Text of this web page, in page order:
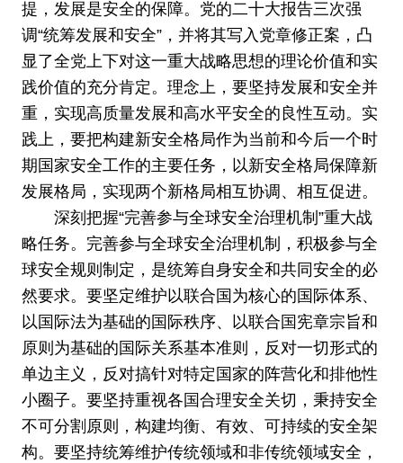
提，发展是安全的保障。党的二十大报告三次强
调“统筹发展和安全”，并将其写入党章修正案，凸
显了全党上下对这一重大战略思想的理论价值和实
践价值的充分肯定。理念上，要坚持发展和安全并
重，实现高质量发展和高水平安全的良性互动。实
践上，要把构建新安全格局作为当前和今后一个时
期国家安全工作的主要任务，以新安全格局保障新
发展格局，实现两个新格局相互协调、相互促进。
深刻把握“完善参与全球安全治理机制”重大战
略任务。完善参与全球安全治理机制，积极参与全
球安全规则制定，是统筹自身安全和共同安全的必
然要求。要坚定维护以联合国为核心的国际体系、
以国际法为基础的国际秩序、以联合国宪章宗旨和
原则为基础的国际关系基本准则，反对一切形式的
单边主义，反对搞针对特定国家的阵营化和排他性
小圈子。要坚持重视各国合理安全关切，秉持安全
不可分割原则，构建均衡、有效、可持续的安全架
构。要坚持统筹维护传统领域和非传统领域安全，